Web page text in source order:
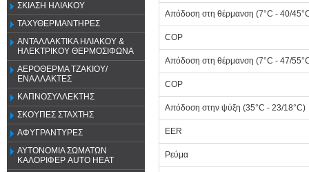
ΣΚΙΑΣΗ ΗΛΙΑΚΟΥ
ΤΑΧΥΘΕΡΜΑΝΤΗΡΕΣ
ΑΝΤΑΛΛΑΚΤΙΚΑ ΗΛΙΑΚΟΥ &
ΗΛΕΚΤΡΙΚΟΥ ΘΕΡΜΟΣΙΦΩΝΑ
ΑΕΡΟΘΕΡΜΑ ΤΖΑΚΙΟΥ/
ΕΝΑΛΛΑΚΤΕΣ
ΚΑΠΝΟΣΥΛΛΕΚΤΗΣ
ΣΚΟΥΠΕΣ ΣΤΑΧΤΗΣ
ΑΦΥΓΡΑΝΤΥΡΕΣ
ΑΥΤΟΝΟΜΙΑ ΣΩΜΑΤΩΝ
ΚΑΛΟΡΙΦΕΡ AUTO HEAT
Απόδοση στη θέρμανση (7°C - 40/
COP
Απόδοση στη θέρμανση (7°C - 47/
COP
Απόδοση στην ψύξη (35°C - 23/18°C)
EER
Ρεύμα